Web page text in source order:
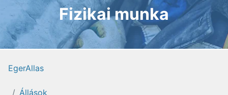
Fizikai munka
EgerAllas
Állások